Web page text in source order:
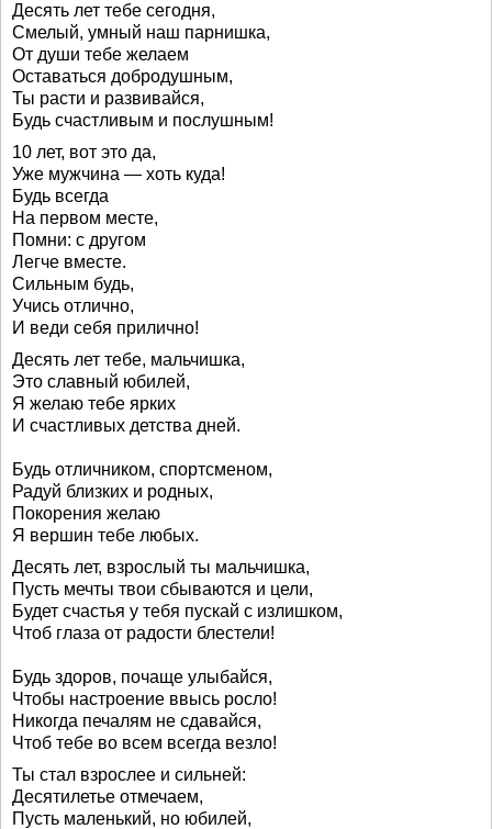
Десять лет тебе сегодня,
Смелый, умный наш парнишка,
От души тебе желаем
Оставаться добродушным,
Ты расти и развивайся,
Будь счастливым и послушным!
10 лет, вот это да,
Уже мужчина — хоть куда!
Будь всегда
На первом месте,
Помни: с другом
Легче вместе.
Сильным будь,
Учись отлично,
И веди себя прилично!
Десять лет тебе, мальчишка,
Это славный юбилей,
Я желаю тебе ярких
И счастливых детства дней.
Будь отличником, спортсменом,
Радуй близких и родных,
Покорения желаю
Я вершин тебе любых.
Десять лет, взрослый ты мальчишка,
Пусть мечты твои сбываются и цели,
Будет счастья у тебя пускай с излишком,
Чтоб глаза от радости блестели!
Будь здоров, почаще улыбайся,
Чтобы настроение ввысь росло!
Никогда печалям не сдавайся,
Чтоб тебе во всем всегда везло!
Ты стал взрослее и сильней:
Десятилетье отмечаем,
Пусть маленький, но юбилей,